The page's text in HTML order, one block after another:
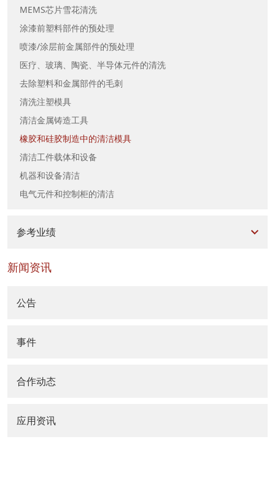
MEMS芯片雪花清洗
涂漆前塑料部件的预处理
喷漆/涂层前金属部件的预处理
医疗、玻璃、陶瓷、半导体元件的清洗
去除塑料和金属部件的毛刺
清洗注塑模具
清洁金属铸造工具
橡胶和硅胶制造中的清洁模具
清洁工件载体和设备
机器和设备清洁
电气元件和控制柜的清洁
参考业绩
新闻资讯
公告
事件
合作动态
应用资讯